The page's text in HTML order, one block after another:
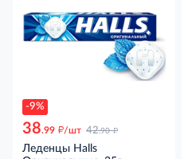
-9%
38.99 д/шт 42.90 д
Леденцы Halls